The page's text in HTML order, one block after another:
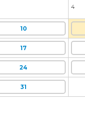
4
10
17
24
31